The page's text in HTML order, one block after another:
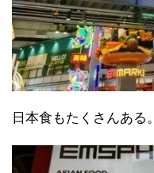
日本食もたくさんある。